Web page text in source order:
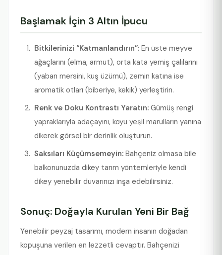
Başlamak İçin 3 Altın İpucu
Bitkilerinizi “Katmanlandırın”: En üste meyve
ağaçlarını (elma, armut), orta kata yemiş çalılarını
(yaban mersini, kuş üzümü), zemin katına ise
aromatik otları (biberiye, kekik) yerleştirin.
Renk ve Doku Kontrastı Yaratın: Gümüş rengi
yapraklarıyla adaçayını, koyu yeşil marulların yanına
dikerek görsel bir derinlik oluşturun.
Saksıları Küçümsemeyin: Bahçeniz olmasa bile
balkonunuzda dikey tarım yöntemleriyle kendi
dikey yenebilir duvarınızı inşa edebilirsiniz.
Sonuç: Doğayla Kurulan Yeni Bir Bağ
Yenebilir peyzaj tasarımı, modern insanın doğadan
kopuşuna verilen en lezzetli cevaptır. Bahçenizi